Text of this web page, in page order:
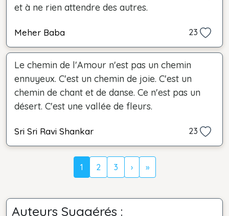
et à ne rien attendre des autres.
Meher Baba 23
Le chemin de l'Amour n'est pas un chemin
ennuyeux. C'est un chemin de joie. C'est un
chemin de chant et de danse. Ce n'est pas un
désert. C'est une vallée de fleurs.
Sri Sri Ravi Shankar 23
1 2 3 › »
Auteurs Suggérés :